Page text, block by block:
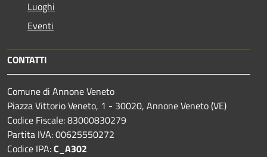
Luoghi
Eventi
CONTATTI
Comune di Annone Veneto
Piazza Vittorio Veneto, 1 - 30020, Annone Veneto (VE)
Codice Fiscale: 83000830279
Partita IVA: 00625550272
Codice IPA:C_A302